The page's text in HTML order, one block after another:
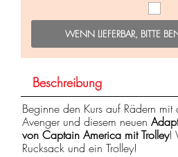
WENN LIEFERBAR, BITTE
Beschreibung
Beginne den Kurs auf Rädern mit
Avenger und diesem neuen
von Captain America mit Trolley!
Rucksack und ein Trolley!